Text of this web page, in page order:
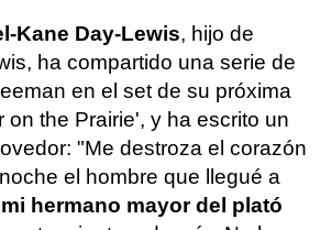
Kane Day-Lewis, hijo de
ha compartido una serie de
en el set de su próxima
on the Prairie', y ha escrito un
"Me destroza el corazón
el hombre que llegué a
mi hermano mayor del plató